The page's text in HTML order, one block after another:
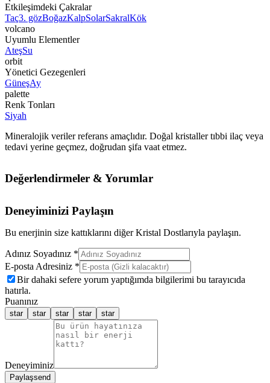
Etkileşimdeki Çakralar
Taç3. gözBoğazKalpSolarSakralKök
volcano
Uyumlu Elementler
AteşSu
orbit
Yönetici Gezegenleri
GüneşAy
palette
Renk Tonları
Siyah
Mineralojik veriler referans amaçlıdır. Doğal kristaller tıbbi ilaç veya
tedavi yerine geçmez, doğrudan şifa vaat etmez.
Değerlendirmeler & Yorumlar
Deneyiminizi Paylaşın
Bu enerjinin size kattıklarını diğer Kristal Dostlarıyla paylaşın.
Adınız Soyadınız *
E-posta Adresiniz *
Bir dahaki sefere yorum yaptığımda bilgilerimi bu tarayıcıda
hatırla.
Puanınız
star star star star star
Deneyiminiz
Paylaşsend